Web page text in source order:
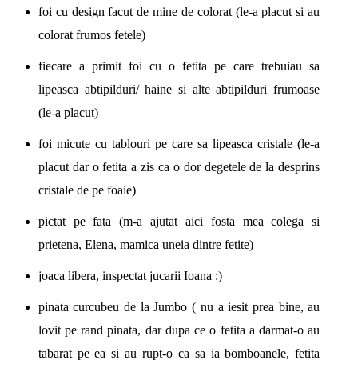
foi cu design facut de mine de colorat (le-a placut si au
colorat frumos fetele)
fiecare a primit foi cu o fetita pe care trebuiau sa
lipeasca abtipilduri/ haine si alte abtipilduri frumoase
(le-a placut)
foi micute cu tablouri pe care sa lipeasca cristale (le-a
placut dar o fetita a zis ca o dor degetele de la desprins
cristale de pe foaie)
pictat pe fata (m-a ajutat aici fosta mea colega si
prietena, Elena, mamica uneia dintre fetite)
joaca libera, inspectat jucarii Ioana :)
pinata curcubeu de la Jumbo ( nu a iesit prea bine, au
lovit pe rand pinata, dar dupa ce o fetita a darmat-o au
tabarat pe ea si au rupt-o ca sa ia bomboanele, fetita